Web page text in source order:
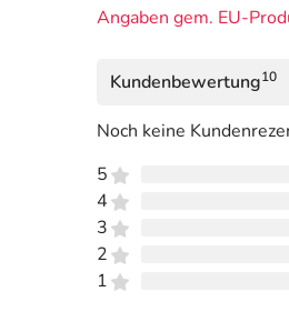
Angaben gem. EU-
Kundenbewertung10
Noch keine
5
4
3
2
1